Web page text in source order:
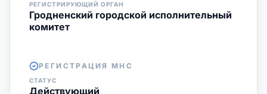
РЕГИСТРИРУЮЩИЙ ОРГАН
Гродненский городской исполнительный
комитет
РЕГИСТРАЦИЯ МНС
СТАТУС
Действующий